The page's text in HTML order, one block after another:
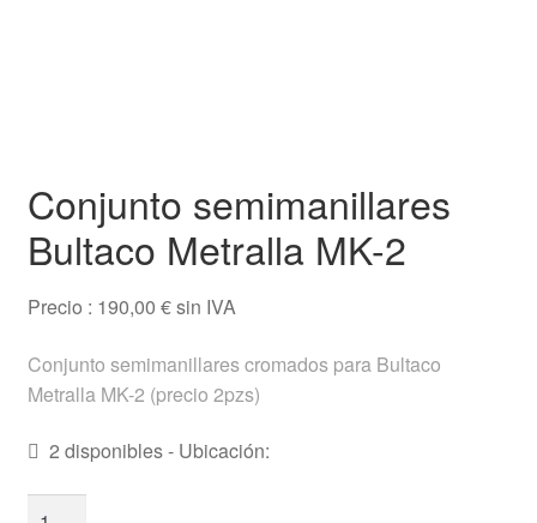
Ayuda
Español
Conjunto semimanillares
Bultaco Metralla MK-2
Precio : 190,00 €sin IVA
Conjunto semimanillares cromados para Bultaco
Metralla MK-2 (precio 2pzs)
2 disponibles - Ubicación: